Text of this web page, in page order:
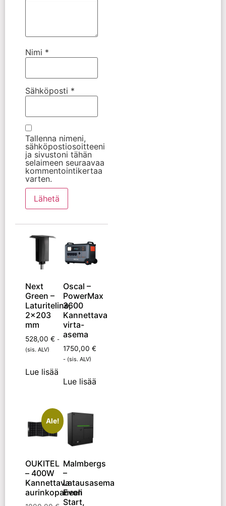
Nimi *
Sähköposti *
Tallenna nimeni,
sähköpostiosoitteeni
ja sivustoni tähän
selaimeen seuraavaa
kommentointikertaa
varten.
Next
Green –
Laturiteline,
2×203
mm
528,00 € -
(sis. ALV)
Lue lisää
Oscal –
PowerMax
3600
Kannettava
virta-
asema
1750,00 €
- (sis. ALV)
Lue lisää
Ale!
OUKITEL
– 400W
Kannettava
aurinkopaneeli
Malmbergs
–
Latausasema
Evon
Start,